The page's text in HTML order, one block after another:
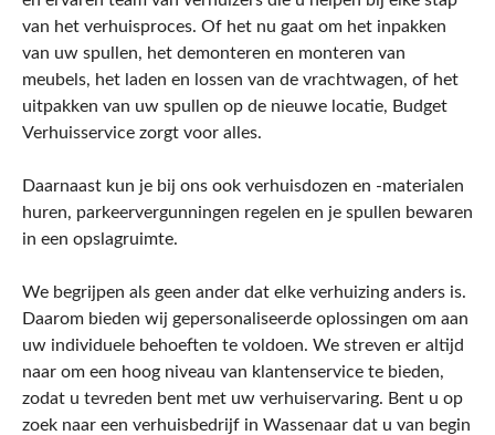
van het verhuisproces. Of het nu gaat om het inpakken
van uw spullen, het demonteren en monteren van
meubels, het laden en lossen van de vrachtwagen, of het
uitpakken van uw spullen op de nieuwe locatie, Budget
Verhuisservice zorgt voor alles.
Daarnaast kun je bij ons ook verhuisdozen en -materialen
huren, parkeervergunningen regelen en je spullen bewaren
in een opslagruimte.
We begrijpen als geen ander dat elke verhuizing anders is.
Daarom bieden wij gepersonaliseerde oplossingen om aan
uw individuele behoeften te voldoen. We streven er altijd
naar om een hoog niveau van klantenservice te bieden,
zodat u tevreden bent met uw verhuiservaring. Bent u op
zoek naar een verhuisbedrijf in Wassenaar dat u van begin